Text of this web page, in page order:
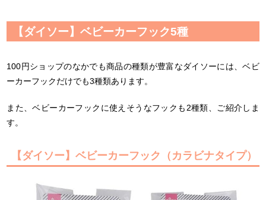
【ダイソー】ベビーカーフック5種
100円ショップのなかでも商品の種類が豊富なダイソーには、ベビ
ーカーフックだけでも3種類あります。
また、ベビーカーフックに使えそうなフックも2種類、ご紹介しま
す。
【ダイソー】ベビーカーフック（カラビナタイプ）